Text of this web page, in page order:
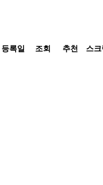
등록일 조회 추천 스